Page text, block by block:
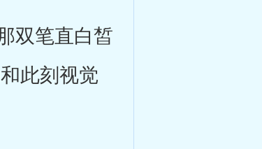
双笔直白皙
此刻视觉